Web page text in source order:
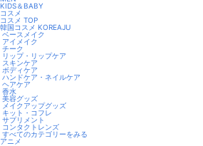
KIDS＆BABY
コスメ
コスメ TOP
韓国コスメ KOREAJU
ベースメイク
アイメイク
チーク
リップ・リップケア
スキンケア
ボディケア
ハンドケア・ネイルケア
ヘアケア
香水
美容グッズ
メイクアップグッズ
キット・コフレ
サプリメント
コンタクトレンズ
すべてのカテゴリーをみる
アニメ